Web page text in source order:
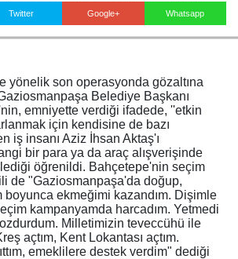
Twitter Google+ Whatsapp
yönelik son operasyonda gözaltına
Belediye Başkanı
emniyette verdiği ifadede, ''etkin
için kendisine de bazı
iş insanı Aziz İhsan Aktaş'ı
bir para ya da araç alışverişinde
öğrenildi. Bahçetepe'nin seçim
de "Gaziosmanpaşa'da doğup,
boyunca ekmeğimi kazandım. Dişimle
kampanyamda harcadım. Yetmedi
Milletimizin teveccühü ile
açtım, Kent Lokantası açtım.
emeklilere destek verdim" dediği